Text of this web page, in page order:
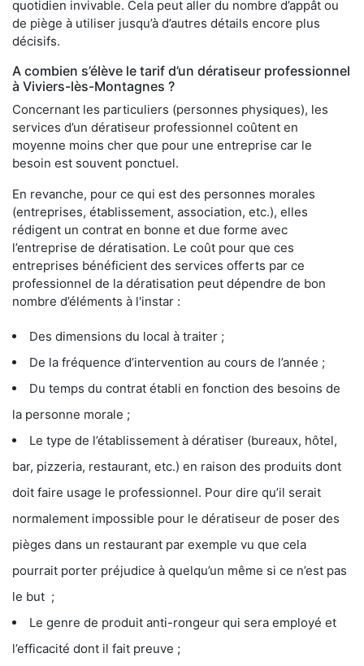
quotidien invivable. Cela peut aller du nombre d’appât ou
de piège à utiliser jusqu’à d’autres détails encore plus
décisifs.
A combien s’élève le tarif d’un dératiseur professionnel
à Viviers-lès-Montagnes ?
Concernant les particuliers (personnes physiques), les
services d’un dératiseur professionnel coûtent en
moyenne moins cher que pour une entreprise car le
besoin est souvent ponctuel.
En revanche, pour ce qui est des personnes morales
(entreprises, établissement, association, etc.), elles
rédigent un contrat en bonne et due forme avec
l’entreprise de dératisation. Le coût pour que ces
entreprises bénéficient des services offerts par ce
professionnel de la dératisation peut dépendre de bon
nombre d’éléments à l'instar :
Des dimensions du local à traiter ;
De la fréquence d’intervention au cours de l’année ;
Du temps du contrat établi en fonction des besoins de
la personne morale ;
Le type de l’établissement à dératiser (bureaux, hôtel,
bar, pizzeria, restaurant, etc.) en raison des produits dont
doit faire usage le professionnel. Pour dire qu’il serait
normalement impossible pour le dératiseur de poser des
pièges dans un restaurant par exemple vu que cela
pourrait porter préjudice à quelqu’un même si ce n’est pas
le but ;
Le genre de produit anti-rongeur qui sera employé et
l’efficacité dont il fait preuve ;